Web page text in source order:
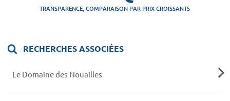
TRANSPARENCE, COMPARAISON PAR PRIX CROISSANTS
RECHERCHES ASSOCIÉES
Le Domaine des Nouailles